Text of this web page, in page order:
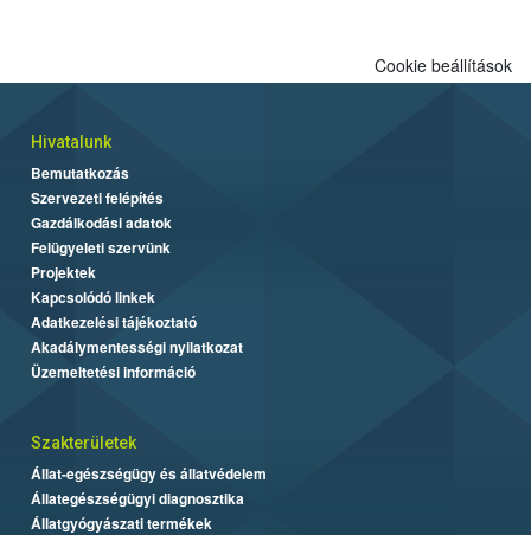
Cookie beállítások
Hivatalunk
Bemutatkozás
Szervezeti felépítés
Gazdálkodási adatok
Felügyeleti szervünk
Projektek
Kapcsolódó linkek
Adatkezelési tájékoztató
Akadálymentességi nyilatkozat
Üzemeltetési információ
Szakterületek
Állat-egészségügy és állatvédelem
Állategészségügyi diagnosztika
Állatgyógyászati termékek